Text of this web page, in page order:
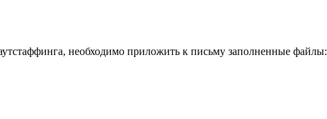
необходимо приложить к письму заполненные файлы: